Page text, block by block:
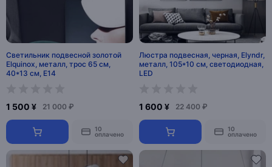
Светильник подвесной золотой
Elquinox, металл, трос 65 см,
40*13 см, Е14
1 500 ¥ 21 000 ₽
10
оплачено
Люстра подвесная, черная, Elyndr,
металл, 105*10 см, светодиодная,
LED
1 600 ¥ 22 400 ₽
10
оплачено